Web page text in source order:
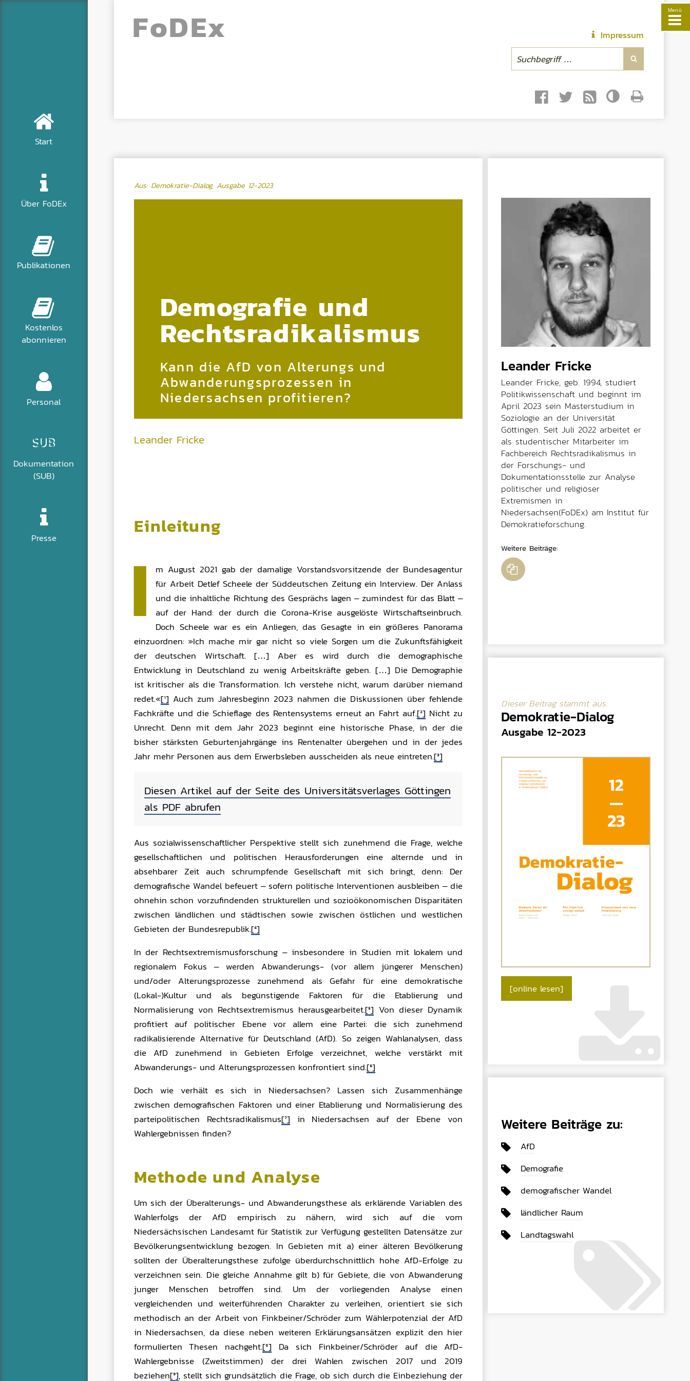
Start
Über FoDEx
Publikationen
Kostenlos
abonnieren
Personal
Dokumentation
(SUB)
Presse
Menü
Impressum
FoDEx
Aus: Demokratie-Dialog, Ausgabe 12-2023
Demografie und
Rechtsradikalismus
Kann die AfD von Alterungs und
Abwanderungsprozessen in
Niedersachsen profitieren?
Leander Fricke
Einleitung
I
m August 2021 gab der damalige Vorstandsvorsitzende der Bundesagentur
für Arbeit Detlef Scheele der Süddeutschen Zeitung ein Interview. Der Anlass
und die inhaltliche Richtung des Gesprächs lagen – zumindest für das Blatt –
auf der Hand: der durch die Corona-Krise ausgelöste Wirtschaftseinbruch.
Doch Scheele war es ein Anliegen, das Gesagte in ein größeres Panorama
einzuordnen: »Ich mache mir gar nicht so viele Sorgen um die Zukunftsfähigkeit
der deutschen Wirtschaft. […] Aber es wird durch die demographische
Entwicklung in Deutschland zu wenig Arbeitskräfte geben. […] Die Demographie
ist kritischer als die Transformation. Ich verstehe nicht, warum darüber niemand
redet.«[1] Auch zum Jahresbeginn 2023 nahmen die Diskussionen über fehlende
Fachkräfte und die Schieflage des Rentensystems erneut an Fahrt auf.[2] Nicht zu
Unrecht. Denn mit dem Jahr 2023 beginnt eine historische Phase, in der die
bisher stärksten Geburtenjahrgänge ins Rentenalter übergehen und in der jedes
Jahr mehr Personen aus dem Erwerbsleben ausscheiden als neue eintreten.[3]
Diesen Artikel auf der Seite des Universitätsverlages Göttingen
als PDF abrufen
Aus sozialwissenschaftlicher Perspektive stellt sich zunehmend die Frage, welche
gesellschaftlichen und politischen Herausforderungen eine alternde und in
absehbarer Zeit auch schrumpfende Gesellschaft mit sich bringt, denn: Der
demografische Wandel befeuert – sofern politische Interventionen ausbleiben – die
ohnehin schon vorzufindenden strukturellen und sozioökonomischen Disparitäten
zwischen ländlichen und städtischen sowie zwischen östlichen und westlichen
Gebieten der Bundesrepublik.[4]
In der Rechtsextremismusforschung – insbesondere in Studien mit lokalem und
regionalem Fokus – werden Abwanderungs- (vor allem jüngerer Menschen)
und/oder Alterungsprozesse zunehmend als Gefahr für eine demokratische
(Lokal-)Kultur und als begünstigende Faktoren für die Etablierung und
Normalisierung von Rechtsextremismus herausgearbeitet.[5] Von dieser Dynamik
profitiert auf politischer Ebene vor allem eine Partei: die sich zunehmend
radikalisierende Alternative für Deutschland (AfD). So zeigen Wahlanalysen, dass
die AfD zunehmend in Gebieten Erfolge verzeichnet, welche verstärkt mit
Abwanderungs- und Alterungsprozessen konfrontiert sind.[6]
Doch wie verhält es sich in Niedersachsen? Lassen sich Zusammenhänge
zwischen demografischen Faktoren und einer Etablierung und Normalisierung des
parteipolitischen Rechtsradikalismus[7] in Niedersachsen auf der Ebene von
Wahlergebnissen finden?
Methode und Analyse
Um sich der Überalterungs- und Abwanderungsthese als erklärende Variablen des
Wahlerfolgs der AfD empirisch zu nähern, wird sich auf die vom
Niedersächsischen Landesamt für Statistik zur Verfügung gestellten Datensätze zur
Bevölkerungsentwicklung bezogen. In Gebieten mit a) einer älteren Bevölkerung
sollten der Überalterungsthese zufolge überdurchschnittlich hohe AfD-Erfolge zu
verzeichnen sein. Die gleiche Annahme gilt b) für Gebiete, die von Abwanderung
junger Menschen betroffen sind. Um der vorliegenden Analyse einen
vergleichenden und weiterführenden Charakter zu verleihen, orientiert sie sich
methodisch an der Arbeit von Finkbeiner/Schröder zum Wählerpotenzial der AfD
in Niedersachsen, da diese neben weiteren Erklärungsansätzen explizit den hier
formulierten Thesen nachgeht.[8] Da sich Finkbeiner/Schröder auf die AfD-
Wahlergebnisse (Zweitstimmen) der drei Wahlen zwischen 2017 und 2019
beziehen[9], stellt sich grundsätzlich die Frage, ob sich durch die Einbeziehung der
Leander Fricke
Leander Fricke, geb. 1994, studiert
Politikwissenschaft und beginnt im
April 2023 sein Masterstudium in
Soziologie an der Universität
Göttingen. Seit Juli 2022 arbeitet er
als studentischer Mitarbeiter im
Fachbereich Rechtsradikalismus in
der Forschungs- und
Dokumentationsstelle zur Analyse
politischer und religiöser
Extremismen in
Niedersachsen(FoDEx) am Institut für
Demokratieforschung.
Weitere Beiträge:
Demokratie-Dialog
Ausgabe 12-2023
Dieser Beitrag stammt aus:
[online lesen]
Weitere Beiträge zu:
AfD
Demografie
demografischer Wandel
ländlicher Raum
Landtagswahl